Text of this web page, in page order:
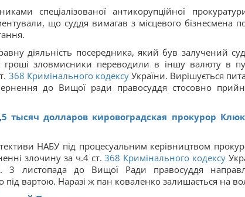
спеціалізованої антикорупційної
що суддя вимагав з місцевого бізнесмена
діяльність посередника, який був залучений
гроші зловмисники переводили в іншу валюту в
368 Кримінального кодексуУкраїни. Вирішується
до Вищої ради правосуддя стосовно
тысяч долларов кировоградская прокурор
НАБУ під процесуальним керівництвом
злочину за ч.4 ст. 368 Кримінального кодексу
3 листопада до Вищої Ради правосуддя
вартою. Наразі ж пан коваленко залишається на